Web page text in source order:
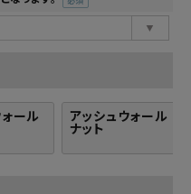
(必
ール アッシュウォール
ナット